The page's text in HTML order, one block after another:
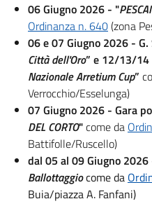
06 Giugno 2026 - "
Ordinanza n. 640(zona
06 e 07 Giugno 2026 - G.
Città dell'Oro” e 12/13/14
Nazionale Arretium Cup”
Verrocchio/Esselunga)
07 Giugno 2026 - Gara
DEL CORTO"come da
Battifolle/Ruscello)
dal 05 al 09 Giugno 2026
Ballottaggiocome da
Buia/piazza A. Fanfani)